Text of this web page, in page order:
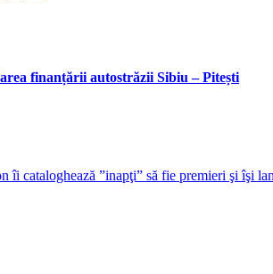
finanțării autostrăzii Sibiu – Pitești
cataloghează ”inapţi” să fie premieri şi îşi